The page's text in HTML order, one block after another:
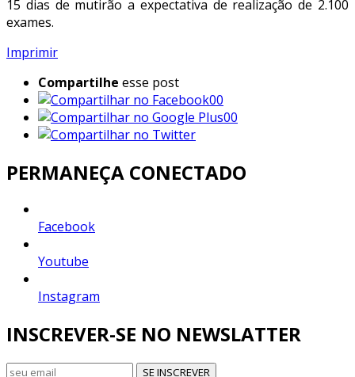
15 dias de mutirão a expectativa de realização de 2.100
exames.
Imprimir
Compartilhe esse post
00
00
PERMANEÇA CONECTADO
Facebook
Youtube
Instagram
INSCREVER-SE NO NEWSLATTER
SE INSCREVER